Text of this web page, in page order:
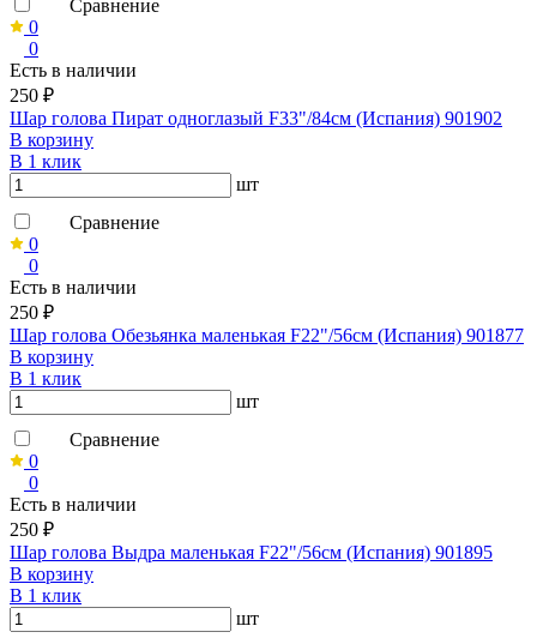
Сравнение
0
0
Есть в наличии
250 ₽
Шар голова Пират одноглазый F33"/84см (Испания) 901902
В корзину
В 1 клик
шт
Сравнение
0
0
Есть в наличии
250 ₽
Шар голова Обезьянка маленькая F22"/56см (Испания) 901877
В корзину
В 1 клик
шт
Сравнение
0
0
Есть в наличии
250 ₽
Шар голова Выдра маленькая F22"/56см (Испания) 901895
В корзину
В 1 клик
шт